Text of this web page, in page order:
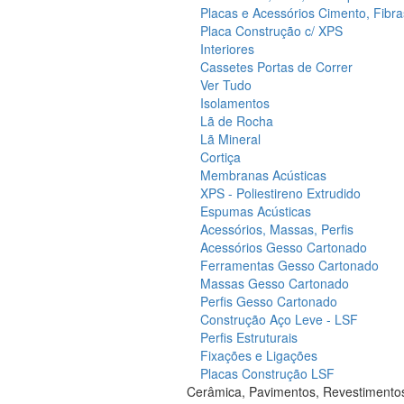
Placas e Acessórios Cimento,
Placa Construção c/ XPS
Interiores
Cassetes Portas de Correr
Ver Tudo
Isolamentos
Lã de Rocha
Lã Mineral
Cortiça
Membranas Acústicas
XPS - Poliestireno Extrudido
Espumas Acústicas
Acessórios, Massas, Perfis
Acessórios Gesso Cartonado
Ferramentas Gesso Cartonado
Massas Gesso Cartonado
Perfis Gesso Cartonado
Construção Aço Leve - LSF
Perfis Estruturais
Fixações e Ligações
Placas Construção LSF
Cerâmica, Pavimentos,